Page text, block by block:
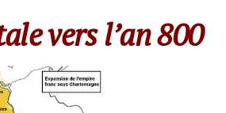
vers l’an 800